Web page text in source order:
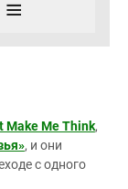
Make Me Think,
, и они
с одного